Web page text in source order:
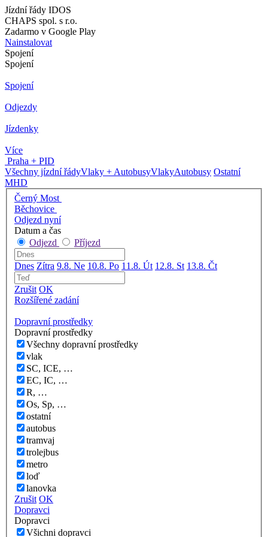
Jízdní řády IDOS
CHAPS spol. s r.o.
Zadarmo v Google Play
Nainstalovat
Spojení
Spojení
Spojení
Odjezdy
Jízdenky
Více
Praha + PID
Všechny jízdní řádyVlaky + AutobusyVlakyAutobusy Ostatní
MHD
Černý Most
Běchovice
Odjezd nyní
Datum a čas
Odjezd
Příjezd
Dnes Zítra 9.8. Ne 10.8. Po 11.8. Út 12.8. St 13.8. Čt
Zrušit OK
Rozšířené zadání
Dopravní prostředky
Dopravní prostředky
Všechny dopravní prostředky
vlak
SC, ICE, …
EC, IC, …
R, …
Os, Sp, …
ostatní
autobus
tramvaj
trolejbus
metro
loď
lanovka
Zrušit OK
Dopravci
Dopravci
Všichni dopravci